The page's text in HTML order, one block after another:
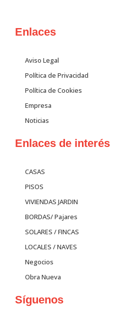
Enlaces
Aviso Legal
Política de Privacidad
Política de Cookies
Empresa
Noticias
Enlaces de interés
CASAS
PISOS
VIVIENDAS JARDIN
BORDAS/ Pajares
SOLARES / FINCAS
LOCALES / NAVES
Negocios
Obra Nueva
Síguenos